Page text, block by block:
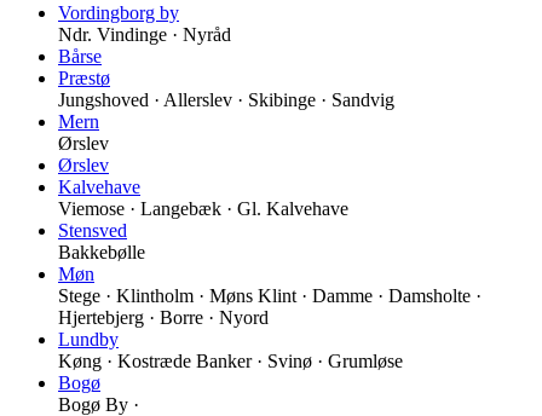
Vordingborg by
Ndr. Vindinge · Nyråd
Bårse
Præstø
Jungshoved · Allerslev · Skibinge · Sandvig
Mern
Ørslev
Ørslev
Kalvehave
Viemose · Langebæk · Gl. Kalvehave
Stensved
Bakkebølle
Møn
Stege · Klintholm · Møns Klint · Damme · Damsholte ·
Hjertebjerg · Borre · Nyord
Lundby
Køng · Kostræde Banker · Svinø · Grumløse
Bogø
Bogø By ·